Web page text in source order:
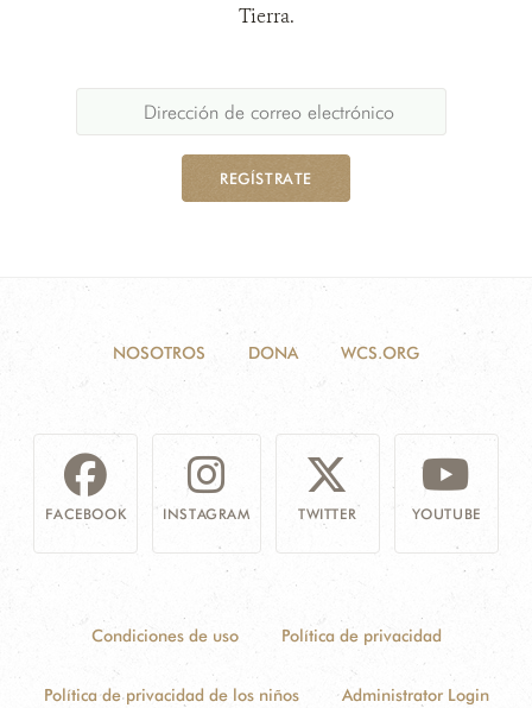
Tierra.
REGÍSTRATE
NOSOTROS DONA WCS.ORG
FACEBOOK INSTAGRAM TWITTER YOUTUBE
Condiciones de uso Política de privacidad
Política de privacidad de los niños Administrator Login